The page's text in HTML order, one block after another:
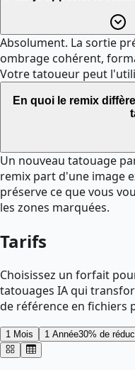
Absolument. La sortie
ombrage cohérent,
Votre tatoueur peut
En quoi le remix
Un nouveau tatouage
remix part d'une image
préserve ce que vous
les zones marquées.
Tarifs
Choisissez un forfait
tatouages IA qui
de référence en fichiers
1 Mois 1 Année30% de